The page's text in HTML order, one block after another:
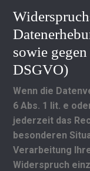
sowie
DSGVO)
Wenn die
6 Abs. 1 lit. e
jederzeit das
besonderen
Verarbeitung
Widerspruch